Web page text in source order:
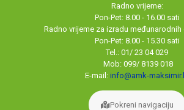
Radno vrijeme:
Pon-Pet: 8.00 - 16.00 sati
Radno vrijeme za izradu
Pon-Pet: 8.00 - 15.30 sati
Tel.: 01/ 23 04 029
Mob: 099/ 8139 018
E-mail: info@amk-
Pokreni navigaciju